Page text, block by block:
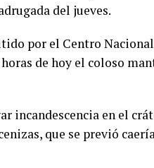
del jueves.
por el Centro
de hoy el coloso
incandescencia en el
que se previó